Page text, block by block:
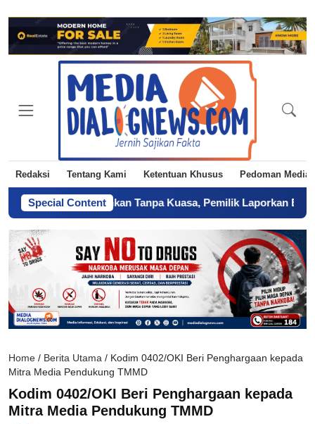
Redaksi Tentang Kami Ketentuan Khusus Pedoman Media
Special Content
Diserahkan Tanpa Kuasa, Pemilik Laporkan BPN
Home / Berita Utama / Kodim 0402/OKI Beri Penghargaan kepada
Mitra Media Pendukung TMMD
Kodim 0402/OKI Beri Penghargaan kepada
Mitra Media Pendukung TMMD